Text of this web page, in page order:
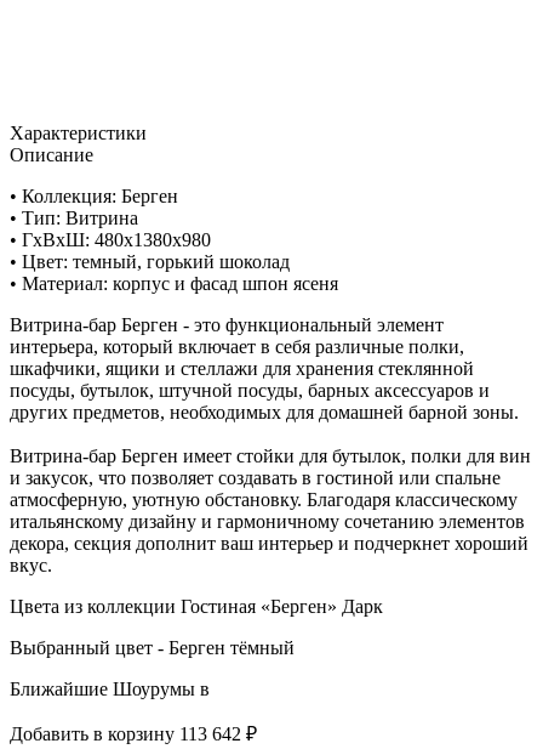
Характеристики
Описание
• Коллекция: Берген
• Тип: Витрина
• ГxВxШ: 480x1380x980
• Цвет: темный, горький шоколад
• Материал: корпус и фасад шпон ясеня
Витрина-бар Берген - это функциональный элемент
интерьера, который включает в себя различные полки,
шкафчики, ящики и стеллажи для хранения стеклянной
посуды, бутылок, штучной посуды, барных аксессуаров и
других предметов, необходимых для домашней барной зоны.
Витрина-бар Берген имеет стойки для бутылок, полки для вин
и закусок, что позволяет создавать в гостиной или спальне
атмосферную, уютную обстановку. Благодаря классическому
итальянскому дизайну и гармоничному сочетанию элементов
декора, секция дополнит ваш интерьер и подчеркнет хороший
вкус.
Цвета из коллекции Гостиная «Берген» Дарк
Выбранный цвет - Берген тёмный
Ближайшие Шоурумы в
Добавить в корзину 113 642 ₽